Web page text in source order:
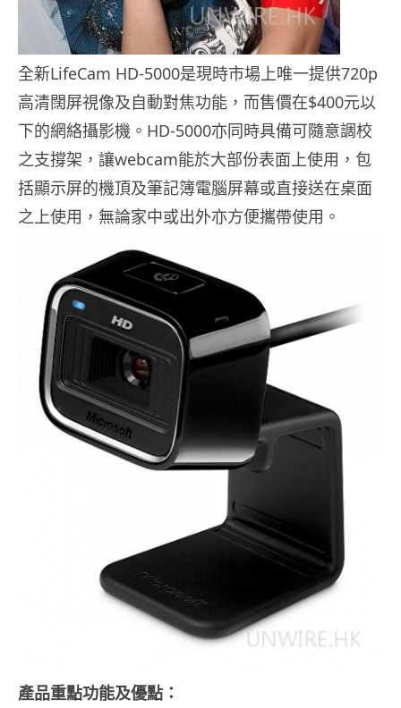
全新LifeCam HD-5000是現時市場上唯一提供720p
高清闊屏視像及自動對焦功能，而售價在$400元以
下的網絡攝影機。HD-5000亦同時具備可隨意調校
之支撐架，讓webcam能於大部份表面上使用，包
括顯示屏的機頂及筆記簿電腦屏幕或直接送在桌面
之上使用，無論家中或出外亦方便攜帶使用。
產品重點功能及優點：